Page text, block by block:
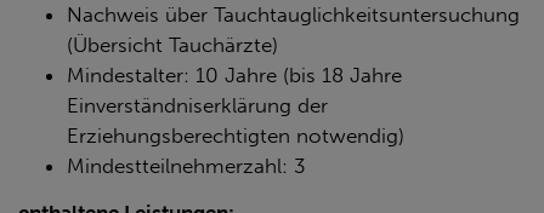
Nachweis über Tauchtauglichkeitsuntersuchung
(Übersicht Tauchärzte)
Mindestalter: 10 Jahre (bis 18 Jahre
Einverständniserklärung der
Erziehungsberechtigten notwendig)
Mindestteilnehmerzahl: 3